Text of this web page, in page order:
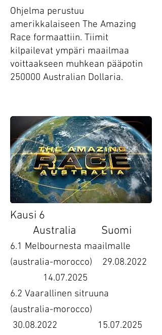
Ohjelma perustuu
amerikkalaiseen The Amazing
Race formaattiin. Tiimit
kilpailevat ympäri maailmaa
voittaakseen muhkean pääpotin
250000 Australian Dollaria.
Kausi 6
Australia Suomi
6.1 Melbournesta maailmalle
(australia-morocco) 29.08.2022
14.07.2025
6.2 Vaarallinen sitruuna
(australia-morocco)
30.08.2022 15.07.2025